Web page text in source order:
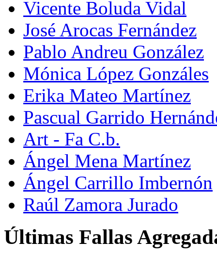
Vicente Boluda Vidal
José Arocas Fernández
Pablo Andreu González
Mónica López Gonzáles
Erika Mateo Martínez
Pascual Garrido
Art - Fa C.b.
Ángel Mena Martínez
Ángel Carrillo Imbernón
Raúl Zamora Jurado
Últimas Fallas